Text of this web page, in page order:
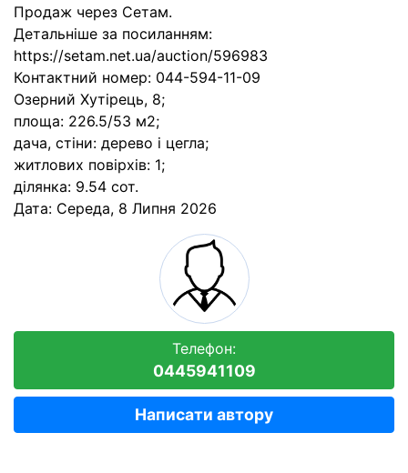
Продаж через Сетам.
Детальніше за посиланням:
https://setam.net.ua/auction/596983
Контактний номер: 044-594-11-09
Озерний Хутірець, 8;
площа: 226.5/53 м2;
дача, стіни: дерево і цегла;
житлових повірхів: 1;
ділянка: 9.54 сот.
Дата: Середа, 8 Липня 2026
Телефон:
0445941109
Написати автору